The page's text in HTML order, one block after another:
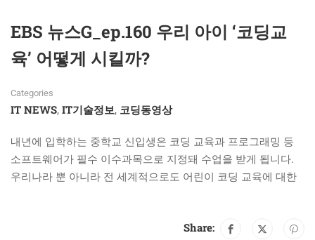
EBS 뉴스G_ep.160 우리 아이 ‘코딩교
육’ 어떻게 시킬까?
Categories
IT NEWS, IT기술정보, 코딩동영상
내년에 입학하는 중학교 신입생은 코딩 교육과 프로그래밍 등
소프트웨어가 필수 이수과목으로 지정돼 수업을 받게 됩니다.
우리나라 뿐 아니라 전 세계적으로도 어린이 코딩 교육에 대한
Share: